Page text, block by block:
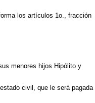
los artículos 1o., fracción
menores hijos Hipólito y
civil, que le será pagada